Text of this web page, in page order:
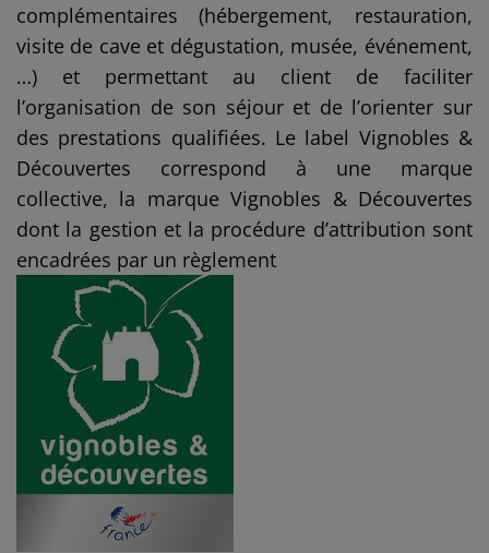
complémentaires (hébergement, restauration,
visite de cave et dégustation, musée, événement,
…) et permettant au client de faciliter
l’organisation de son séjour et de l’orienter sur
des prestations qualifiées. Le label Vignobles &
Découvertes correspond à une marque
collective, la marque Vignobles & Découvertes
dont la gestion et la procédure d’attribution sont
encadrées par un règlement